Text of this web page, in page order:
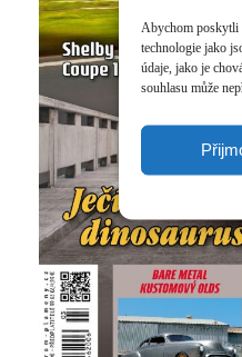
Abychom poskytli
technologie jako
údaje, jako je
souhlasu může